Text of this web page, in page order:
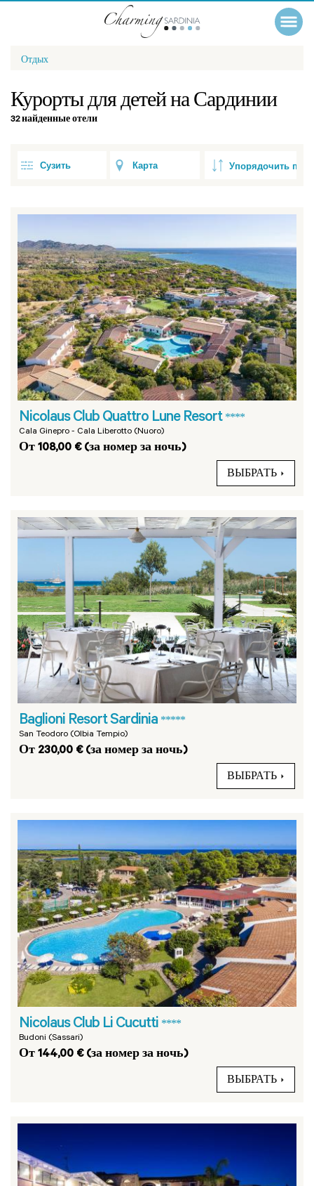
Отдых
Курорты для детей на Сардинии
32 найденные отели
Сузить Карта
Nicolaus Club Quattro Lune Resort ****
Cala Ginepro - Cala Liberotto (Nuoro)
От 108,00 € (за номер за ночь)
ВЫБРАТЬ
Baglioni Resort Sardinia *****
San Teodoro (Olbia Tempio)
От 230,00 € (за номер за ночь)
ВЫБРАТЬ
Nicolaus Club Li Cucutti ****
Budoni (Sassari)
От 144,00 € (за номер за ночь)
ВЫБРАТЬ